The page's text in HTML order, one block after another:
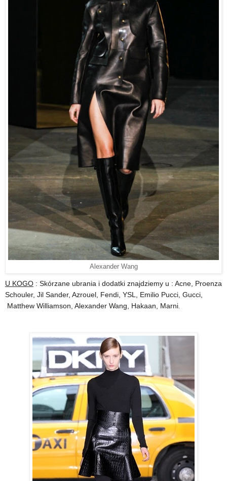
Alexander Wang
U KOGO : Skórzane ubrania i dodatki znajdziemy u : Acne, Proenza
Schouler, Jil Sander, Azrouel, Fendi, YSL, Emilio Pucci, Gucci,
Matthew Williamson, Alexander Wang, Hakaan, Marni